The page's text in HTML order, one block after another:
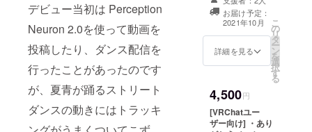
デビュー当初は Perception
Neuron 2.0を使って動画を
投稿したり、ダンス配信を
行ったことがあったのです
が、夏青が踊るストリート
ダンスの動きにはトラッキ
ショーケース 入
場チケット (概要
欄にVRChat
ユーザーIDをご
記入ください。)
(ムービー) ・フ
ルトラデビュー
ショーケース エ
ンディングにて
お名前記載 (備考
・フルトラデ
ビューショー
ケース アーカイ
ブ映像 ・フルト
お届け予定：
2021年10月
詳細を見る
こ
の
リ
タ
ー
ン
を
選
択
す
る
4,500円
[VRChatユー
ザー向け] ・あり